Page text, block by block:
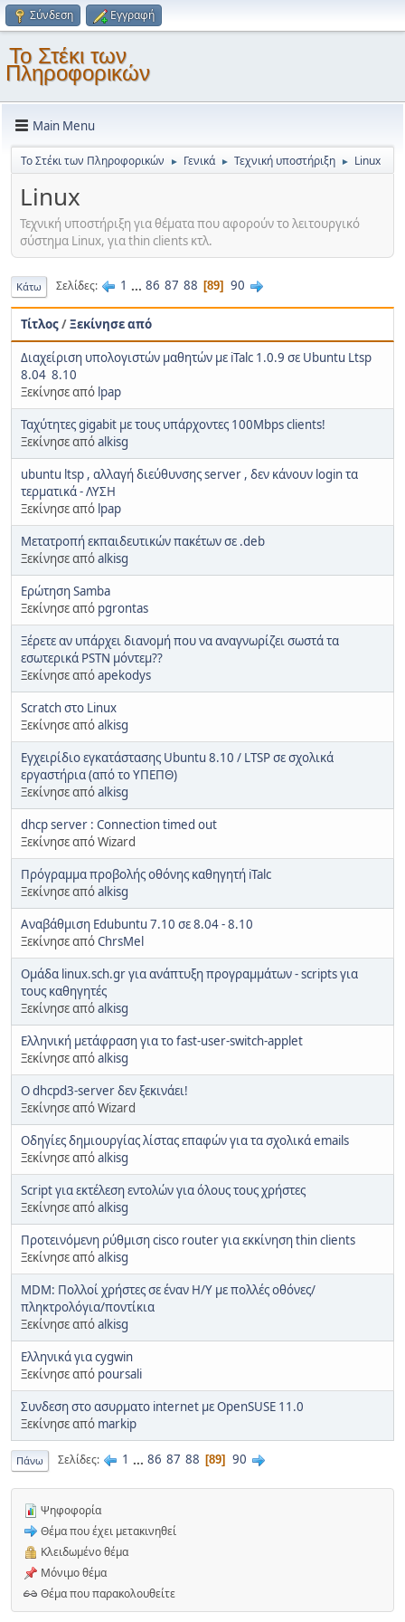
Σύνδεση Εγγραφή
Το Στέκι των
Πληροφορικών
Main Menu
Το Στέκι των Πληροφορικών ► Γενικά ► Τεχνική υποστήριξη ► Linux
Linux
Τεχνική υποστήριξη για θέματα που αφορούν το λειτουργικό
σύστημα Linux, για thin clients κτλ.
Κάτω Σελίδες 1 ... 86 87 88 89 90
Τίτλος/Ξεκίνησε από
Διαχείριση υπολογιστών μαθητών με iTalc 1.0.9 σε Ubuntu Ltsp
8.04  8.10
Ξεκίνησε από lpap
Ταχύτητες gigabit με τους υπάρχοντες 100Mbps clients!
Ξεκίνησε απόalkisg
ubuntu ltsp , αλλαγή διεύθυνσης server , δεν κάνουν login τα
τερματικά - ΛΥΣΗ
Ξεκίνησε από lpap
Μετατροπή εκπαιδευτικών πακέτων σε .deb
Ξεκίνησε απόalkisg
Ερώτηση Samba
Ξεκίνησε από pgrontas
Ξέρετε αν υπάρχει διανομή που να αναγνωρίζει σωστά τα
εσωτερικά PSTN μόντεμ??
Ξεκίνησε απόapekodys
Scratch στο Linux
Ξεκίνησε απόalkisg
Εγχειρίδιο εγκατάστασης Ubuntu 8.10 / LTSP σε σχολικά
εργαστήρια (από το ΥΠΕΠΘ)
Ξεκίνησε απόalkisg
dhcp server : Connection timed out
Ξεκίνησε από Wizard
Πρόγραμμα προβολής οθόνης καθηγητή iTalc
Ξεκίνησε απόalkisg
Αναβάθμιση Edubuntu 7.10 σε 8.04 - 8.10
Ξεκίνησε απόChrsMel
Ομάδα linux.sch.gr για ανάπτυξη προγραμμάτων - scripts για
τους καθηγητές
Ξεκίνησε απόalkisg
Ελληνική μετάφραση για το fast-user-switch-applet
Ξεκίνησε απόalkisg
Ο dhcpd3-server δεν ξεκινάει!
Ξεκίνησε από Wizard
Οδηγίες δημιουργίας λίστας επαφών για τα σχολικά emails
Ξεκίνησε απόalkisg
Script για εκτέλεση εντολών για όλους τους χρήστες
Ξεκίνησε απόalkisg
Προτεινόμενη ρύθμιση cisco router για εκκίνηση thin clients
Ξεκίνησε απόalkisg
MDM: Πολλοί χρήστες σε έναν Η/Υ με πολλές οθόνες/
πληκτρολόγια/ποντίκια
Ξεκίνησε απόalkisg
Ελληνικά για cygwin
Ξεκίνησε από poursali
Συνδεση στο ασυρματο internet με OpenSUSE 11.0
Ξεκίνησε από markip
Πάνω Σελίδες 1 ... 86 87 88 89 90
Ψηφοφορία
Θέμα που έχει μετακινηθεί
Κλειδωμένο θέμα
Μόνιμο θέμα
Θέμα που παρακολουθείτε